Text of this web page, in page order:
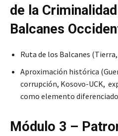
de la
Balcanes
Ruta de los Balcanes
Aproximación histórica
corrupción, Kosovo-UCK,
como elemento
Módulo 3 –